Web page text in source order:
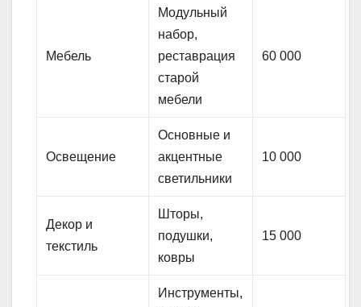
Мебель
Модульный
набор,
реставрация
старой
мебели
60 000
Освещение
Основные и
акцентные
светильники
10 000
Декор и
текстиль
Шторы,
подушки,
ковры
15 000
Инструменты,